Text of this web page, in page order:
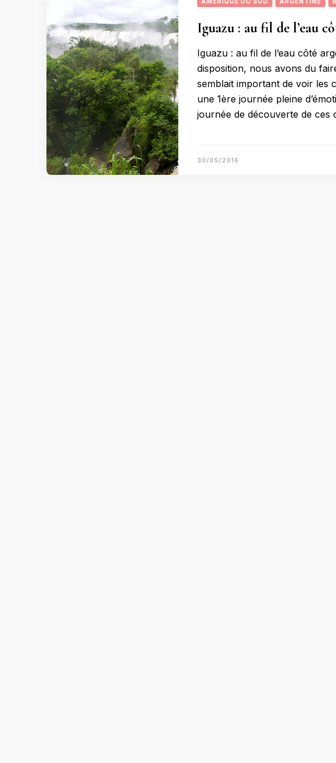
Iguazu : au fil de l’eau
Iguazu : au fil de l’eau côté
disposition, nous avons du
semblait important de voir les
une 1ère journée pleine
journée de découverte de ces
30/05/2016